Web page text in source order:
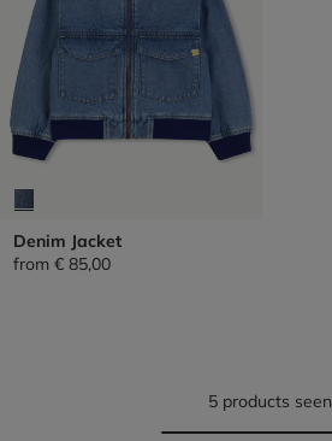
Denim Jacket
from € 85,00
5 products seen